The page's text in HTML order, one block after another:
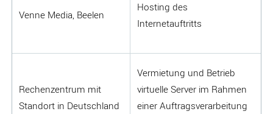
Venne Media, Beelen
Hosting des
Internetauftritts
Rechenzentrum mit
Standort in Deutschland
Vermietung und Betrieb
virtuelle Server im Rahmen
einer Auftragsverarbeitung